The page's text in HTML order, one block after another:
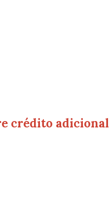
crédito adicional